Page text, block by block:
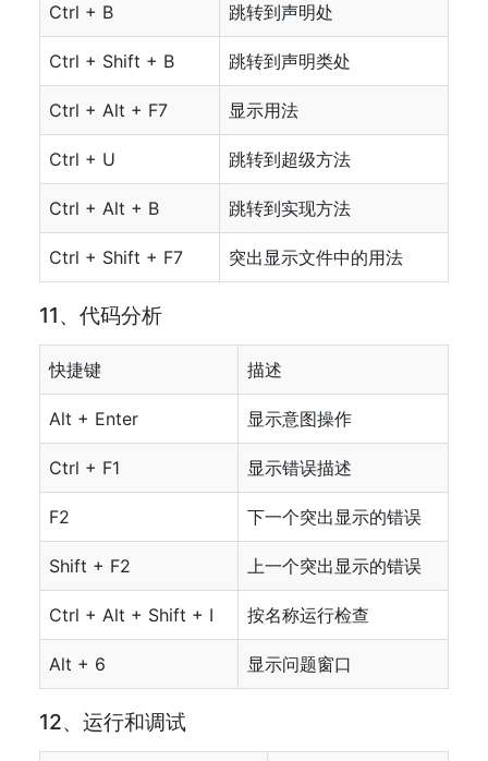
Ctrl + B 跳转到声明处
Ctrl + Shift + B 跳转到声明类处
Ctrl + Alt + F7 显示用法
Ctrl + U 跳转到超级方法
Ctrl + Alt + B 跳转到实现方法
Ctrl + Shift + F7 突出显示文件中的用法
11、代码分析
快捷键 描述
Alt + Enter 显示意图操作
Ctrl + F1 显示错误描述
F2 下一个突出显示的错误
Shift + F2 上一个突出显示的错误
Ctrl + Alt + Shift + I 按名称运行检查
Alt + 6 显示问题窗口
12、运行和调试